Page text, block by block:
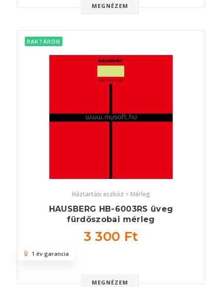
MEGNÉZEM
RAKTÁRON
Háztartási eszköz > Mérleg
HAUSBERG HB-6003RS üveg
fürdőszobai mérleg
3 300 Ft
MEGNÉZEM
1 év garancia